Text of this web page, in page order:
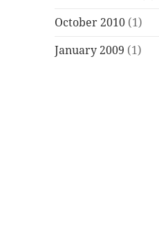
October 2010 (1)
January 2009 (1)